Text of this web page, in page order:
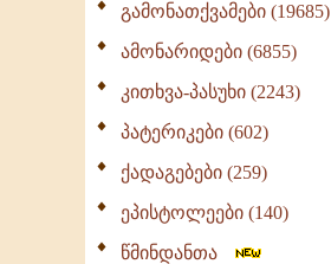
გამონათქვამები (19685)
ამონარიდები (6855)
კითხვა-პასუხი (2243)
პატერიკები (602)
ქადაგებები (259)
ეპისტოლეები (140)
წმინდანთა